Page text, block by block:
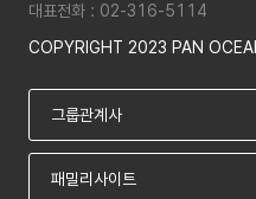
대표전화 : 02-316-5114
COPYRIGHT 2023 PAN